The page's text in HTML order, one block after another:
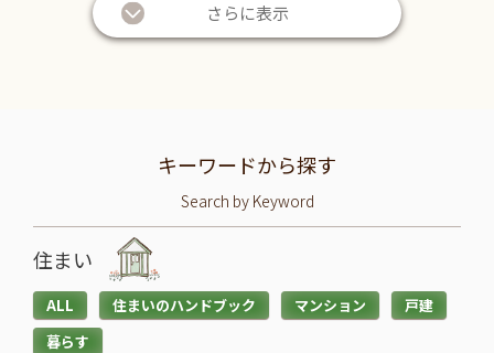
さらに表示
キーワードから探す
Search by Keyword
住まい
ALL 住まいのハンドブック マンション
戸建
暮らす